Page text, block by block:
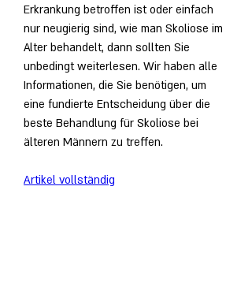
Erkrankung betroffen ist oder einfach
nur neugierig sind, wie man Skoliose im
Alter behandelt, dann sollten Sie
unbedingt weiterlesen. Wir haben alle
Informationen, die Sie benötigen, um
eine fundierte Entscheidung über die
beste Behandlung für Skoliose bei
älteren Männern zu treffen.
Artikel vollständig